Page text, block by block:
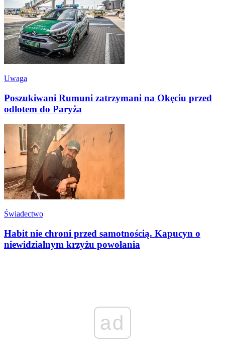
Uwaga
Poszukiwani Rumuni zatrzymani na Okęciu przed
odlotem do Paryża
Świadectwo
Habit nie chroni przed samotnością. Kapucyn o
niewidzialnym krzyżu powołania
ad